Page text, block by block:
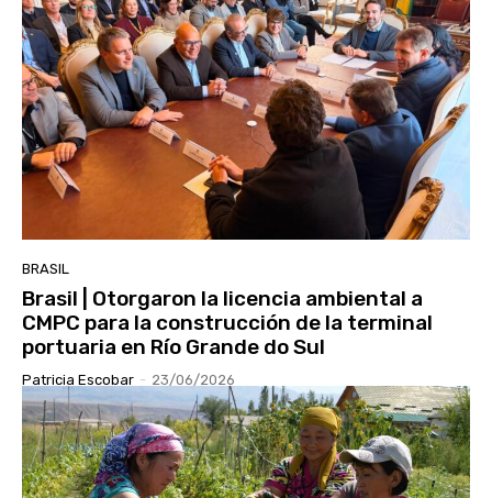
BRASIL
Brasil | Otorgaron la licencia ambiental a
CMPC para la construcción de la terminal
portuaria en Río Grande do Sul
Patricia Escobar - 23/06/2026